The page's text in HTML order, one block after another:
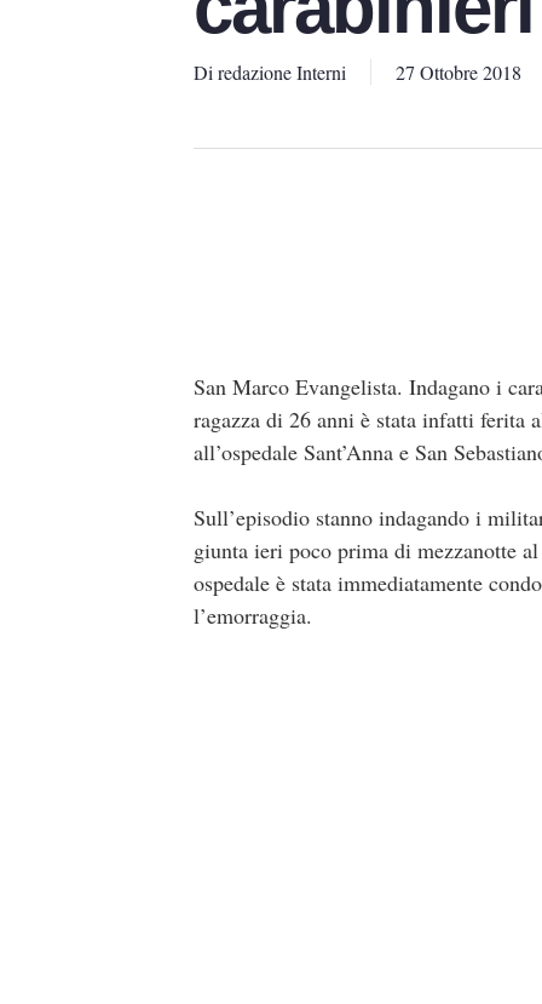
Di redazione Interni 27 Ottobre 2018
San Marco Evangelista. Indagano i
ragazza di 26 anni è stata infatti ferita
all’ospedale Sant’Anna e San
Sull’episodio stanno indagando i
giunta ieri poco prima di mezzanotte
ospedale è stata immediatamente
l’emorraggia.